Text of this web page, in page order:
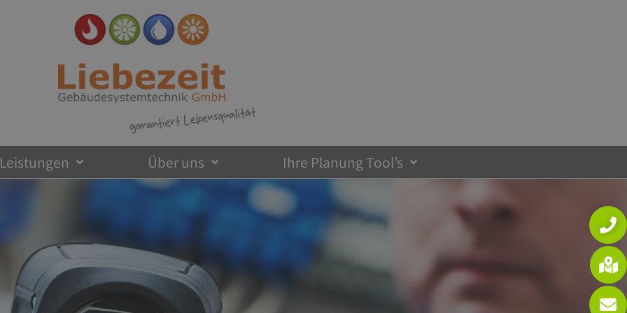
Leistungen Über uns Ihre Planung Tool’s